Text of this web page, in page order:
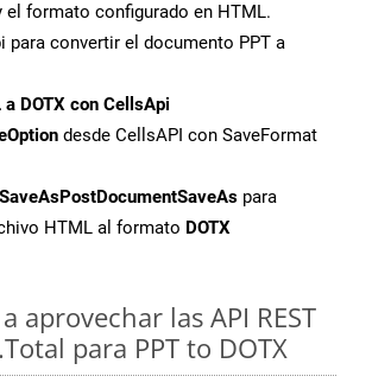
el formato configurado en HTML.
para convertir el documento PPT a
DOTX con CellsApi
desde CellsAPI con SaveFormat
para
HTML al formato DOTX
aprovechar las API REST
para PPT to DOTX